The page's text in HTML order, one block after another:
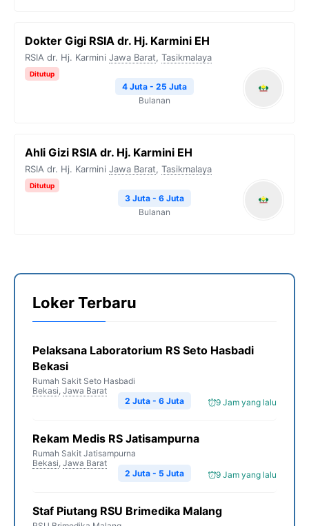
Dokter Gigi RSIA dr. Hj. Karmini EH
RSIA dr. Hj. Karmini Jawa Barat, Tasikmalaya
Ditutup
4 Juta - 25 Juta
Bulanan
Ahli Gizi RSIA dr. Hj. Karmini EH
RSIA dr. Hj. Karmini Jawa Barat, Tasikmalaya
Ditutup
3 Juta - 6 Juta
Bulanan
Loker Terbaru
Pelaksana Laboratorium RS Seto Hasbadi
Bekasi
Rumah Sakit Seto Hasbadi
Bekasi, Jawa Barat
9 Jam yang lalu
2 Juta - 6 Juta
Rekam Medis RS Jatisampurna
Rumah Sakit Jatisampurna
Bekasi, Jawa Barat
9 Jam yang lalu
2 Juta - 5 Juta
Staf Piutang RSU Brimedika Malang